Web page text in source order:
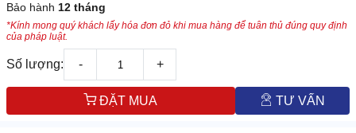
Bảo hành 12 tháng
*Kính mong quý khách lấy hóa đơn đỏ khi mua hàng để tuân thủ đúng quy định
của pháp luật.
Số lượng: - +
ĐẶT MUA TƯ VẤN